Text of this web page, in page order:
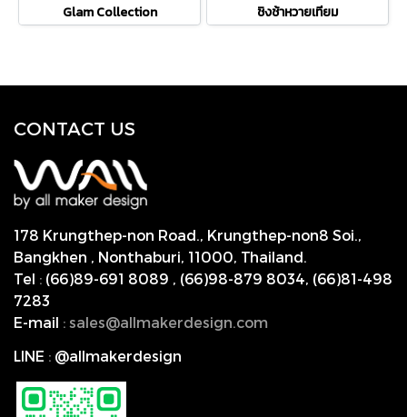
Glam Collection ชิงช้าหวายเทียม
CONTACT US
178 Krungthep-non Road., Krungthep-non8 Soi.,
Bangkhen , Nonthaburi, 11000, Thailand.
Tel : (66)89-691 8089 , (66)98-879 8034, (66)81-498
7283
E-mail : sales@allmakerdesign.com
LINE : @allmakerdesign